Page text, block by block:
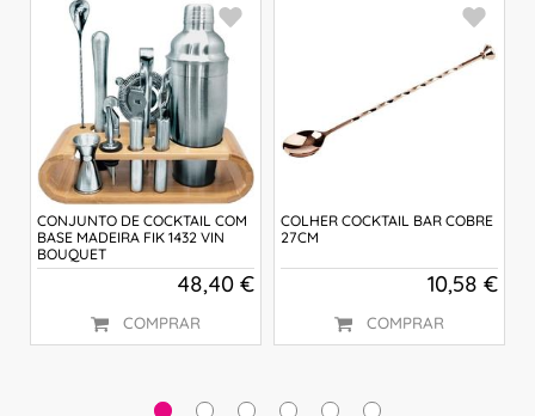
CONJUNTO DE COCKTAIL COM
BASE MADEIRA FIK 1432 VIN
BOUQUET
48,40 €
COMPRAR
COLHER COCKTAIL BAR COBRE
27CM
10,58 €
COMPRAR